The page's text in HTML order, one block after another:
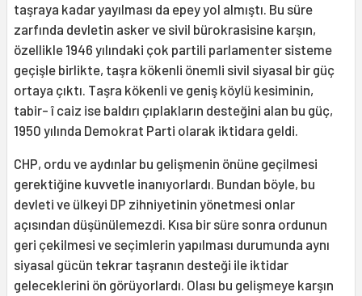
taşraya kadar yayılması da epey yol almıştı. Bu süre
zarfında devletin asker ve sivil bürokrasisine karşın,
özellikle 1946 yılındaki çok partili parlamenter sisteme
geçişle birlikte, taşra kökenli önemli sivil siyasal bir güç
ortaya çıktı. Taşra kökenli ve geniş köylü kesiminin,
tabir- î caiz ise baldırı çıplakların desteğini alan bu güç,
1950 yılında Demokrat Parti olarak iktidara geldi.
CHP, ordu ve aydınlar bu gelişmenin önüne geçilmesi
gerektiğine kuvvetle inanıyorlardı. Bundan böyle, bu
devleti ve ülkeyi DP zihniyetinin yönetmesi onlar
açısından düşünülemezdi. Kısa bir süre sonra ordunun
geri çekilmesi ve seçimlerin yapılması durumunda aynı
siyasal gücün tekrar taşranın desteği ile iktidar
geleceklerini ön görüyorlardı. Olası bu gelişmeye karşın